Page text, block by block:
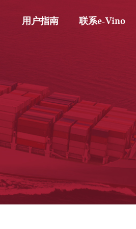
用户指南 联系e-Vino